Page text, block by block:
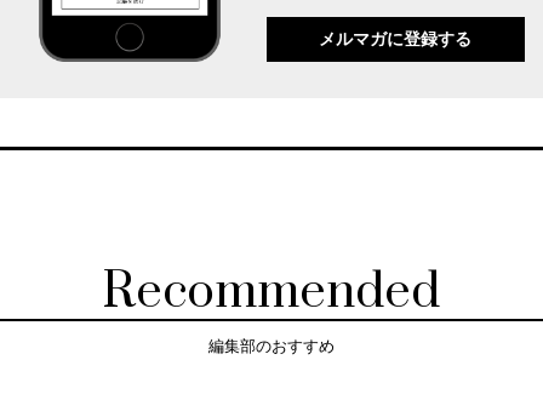
メルマガに登録する
Recommended
編集部のおすすめ